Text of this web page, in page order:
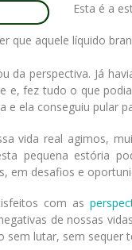
Esta é a
que aquele líquido
da perspectiva. Já
e, fez tudo o que
e ela conseguiu pular
vida real agimos,
pequena estória
em desafios e
com as
de nossas
sem lutar, sem sequer